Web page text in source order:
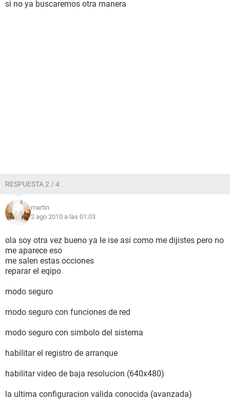
si no ya buscaremos otra manera
RESPUESTA 2 / 4
martin
2 ago 2010 a las 01:03
ola soy otra vez bueno ya le ise asi como me dijistes pero no
me aparece eso
me salen estas occiones
reparar el eqipo
modo seguro
modo seguro con funciones de red
modo seguro con simbolo del sistema
habilitar el registro de arranque
habilitar video de baja resolucion (640x480)
la ultima configuracion valida conocida (avanzada)